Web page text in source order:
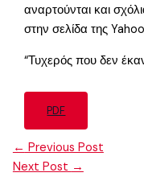
αναρτούνται και
στην σελίδα της
“Τυχερός που δεν
PDF
← Previous Post
Next Post →